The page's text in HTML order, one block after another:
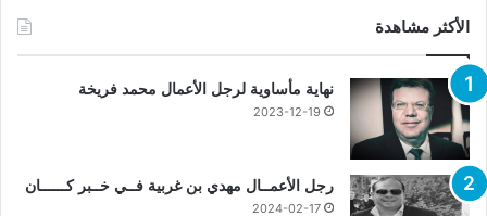
الأكثر مشاهدة
نهاية مأساوية لرجل الأعمال محمد فريخة
2023-12-19
رجل الأعمــال مهدي بن غربية فــي خــبر كــــــان
2024-02-17